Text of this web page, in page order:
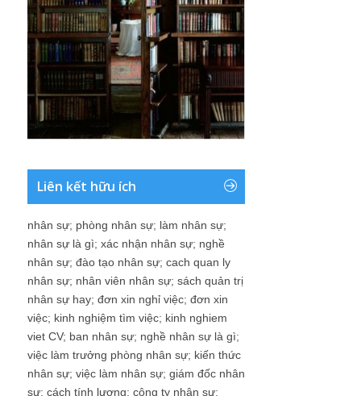
Liên kết hữu ích
nhân sự; phòng nhân sự; làm nhân sự;
nhân sự là gì; xác nhận nhân sự; nghề
nhân sự; đào tạo nhân sự; cach quan ly
nhân sự; nhân viên nhân sự; sách quản trị
nhân sự hay; đơn xin nghỉ việc; đơn xin
việc; kinh nghiệm tìm việc; kinh nghiem
viet CV; ban nhân sự; nghề nhân sự là gì;
việc làm trưởng phòng nhân sự; kiến thức
nhân sự; việc làm nhân sự; giám đốc nhân
sự; cách tính lương; công ty nhân sự;